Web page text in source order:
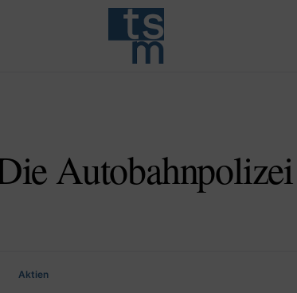
Autobahnpolizei
Aktien